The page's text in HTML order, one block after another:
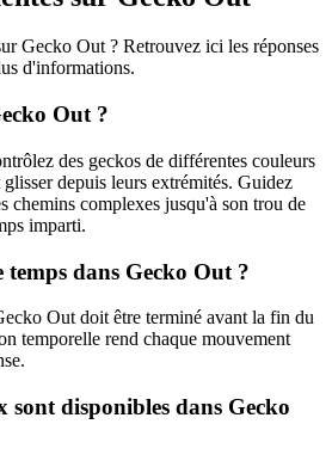
Gecko Out ? Retrouvez ici les réponses
d'informations.
Out ?
des geckos de différentes couleurs
depuis leurs extrémités. Guidez
chemins complexes jusqu'à son trou de
imparti.
dans Gecko Out ?
Out doit être terminé avant la fin du
temporelle rend chaque mouvement
sont disponibles dans Gecko